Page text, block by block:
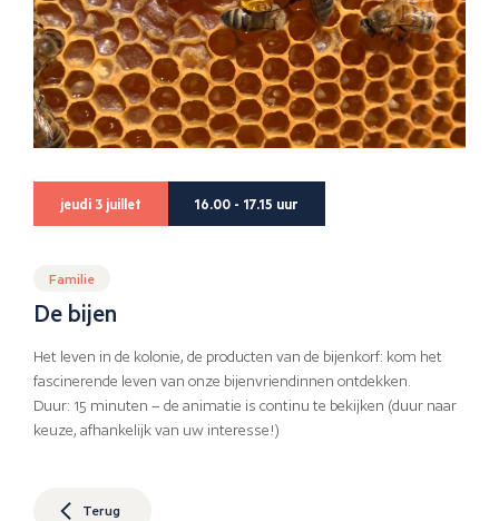
jeudi 3 juillet 16.00 - 17.15 uur
Familie
De bijen
Het leven in de kolonie, de producten van de bijenkorf: kom het
fascinerende leven van onze bijenvriendinnen ontdekken.
Duur: 15 minuten – de animatie is continu te bekijken (duur naar
keuze, afhankelijk van uw interesse!)
Terug